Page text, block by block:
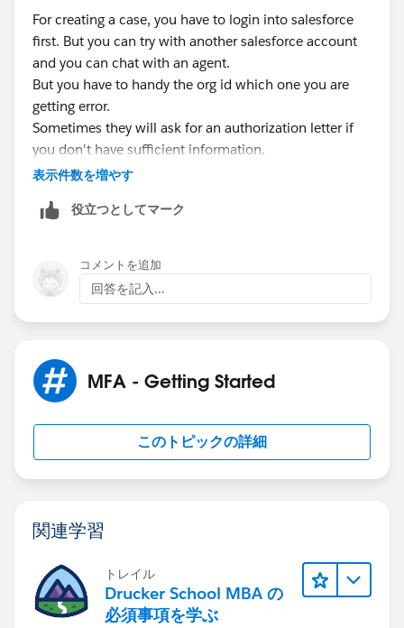
For creating a case, you have to login into salesforce
first. But you can try with another salesforce account
and you can chat with an agent.
But you have to handy the org id which one you are
getting error.
Sometimes they will ask for an authorization letter if
you don't have sufficient information.
表示件数を増やす
役立つとしてマーク
コメントを追加
回答を記入...
MFA - Getting Started
このトピックの詳細
関連学習
トレイル
Drucker School MBA の
必須事項を学ぶ